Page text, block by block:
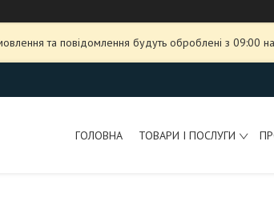
та повідомлення будуть оброблені з 09:00
ГОЛОВНА ТОВАРИ І ПОСЛУГИ